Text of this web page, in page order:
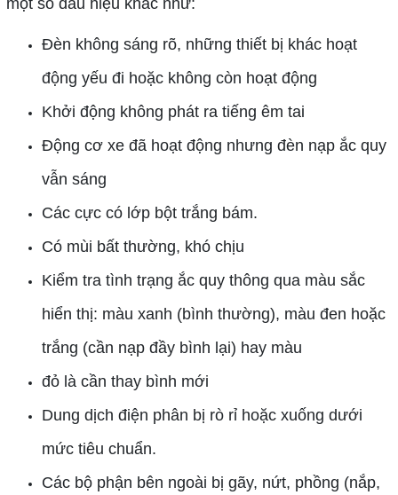
Đèn không sáng rõ, những thiết bị khác hoạt
động yếu đi hoặc không còn hoạt động
Khởi động không phát ra tiếng êm tai
Động cơ xe đã hoạt động nhưng đèn nạp ắc quy
vẫn sáng
Các cực có lớp bột trắng bám.
Có mùi bất thường, khó chịu
Kiểm tra tình trạng ắc quy thông qua màu sắc
hiển thị: màu xanh (bình thường), màu đen hoặc
trắng (cần nạp đầy bình lại) hay màu
đỏ là cần thay bình mới
Dung dịch điện phân bị rò rỉ hoặc xuống dưới
mức tiêu chuẩn.
Các bộ phận bên ngoài bị gãy, nứt, phồng (nắp,